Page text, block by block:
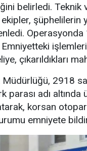
belirledi. Teknik
şüphelilerin
Emniyetteki
çıkarıldıkları
2918
parası adı altında
korsan
emniyete